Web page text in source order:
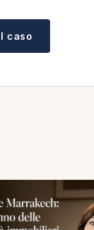
caso